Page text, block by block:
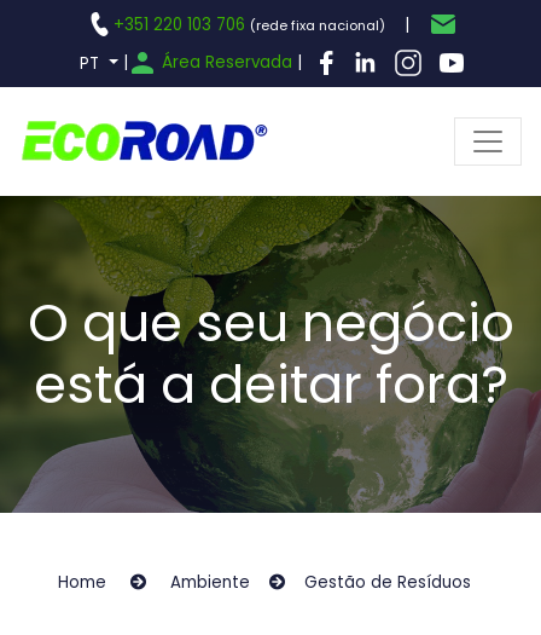
+351 220 103 706 (rede fixa nacional)
|
PT
| Área Reservada |
O que seu negócio
está a deitar fora?
Home Ambiente Gestão de Resíduos